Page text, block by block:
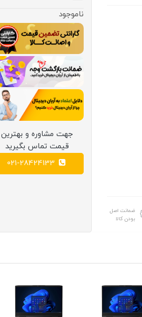
ضمانت اصل
بودن کالا
ناموجود
جهت مشاوره و بهترین
قیمت تماس بگیرید